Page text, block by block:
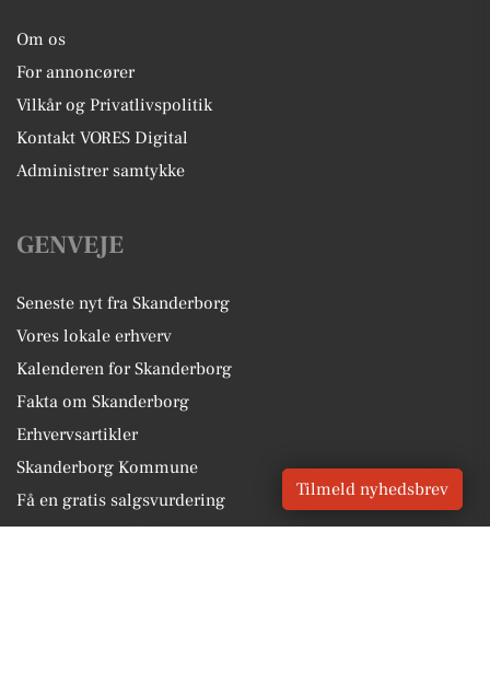
Om os
For annoncører
Vilkår og Privatlivspolitik
Kontakt VORES Digital
Administrer samtykke
GENVEJE
Seneste nyt fra Skanderborg
Vores lokale erhverv
Kalenderen for Skanderborg
Fakta om Skanderborg
Erhvervsartikler
Skanderborg Kommune
Få en gratis salgsvurdering
Sponsoreret indhold
Tilmeld nyhedsbrev